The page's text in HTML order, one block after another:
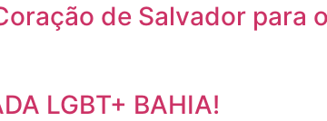
de Salvador para
LGBT+ BAHIA!